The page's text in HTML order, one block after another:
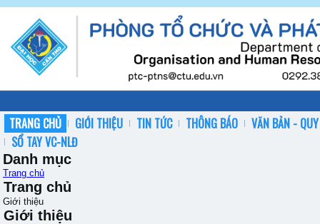
TRANG CHỦ GIỚI THIỆU TIN TỨC THÔNG BÁO
VĂN BẢN -
SỔ TAY VC-NLĐ
Danh mục
Trang chủ
Trang chủ
Giới thiệu
Giới thiệu